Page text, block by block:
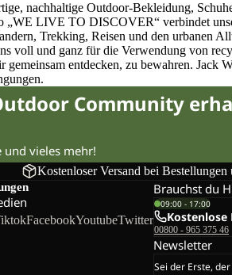
nachhaltige Outdoor-Bekleidung,
„WE LIVE TO DISCOVER“ verbindet
Trekking, Reisen und den urbanen
voll und ganz für die Verwendung von
entdecken, zu bewahren. Jack
Community
und vieles mehr!
Kostenloser Versand bei Bestellungen
FacebookYoutubeTwitter
Brauchst du
09:00 - 17:00
00800 - 965 375 46
Newsletter
Sei der Erste,